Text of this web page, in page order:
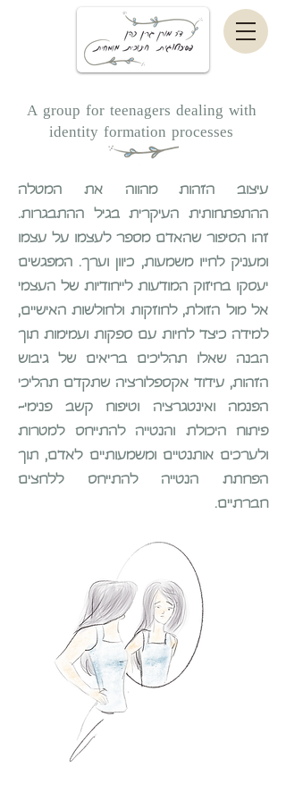
A group for teenagers dealing with
identity formation processes
עיצוב הזהות מהווה את המטלה
ההתפתחותית העיקרית בגיל ההתבגרות.
זהו הסיפור שהאדם מספר לעצמו על עצמו
ומעניק לחייו משמעות, כיוון וערך. המפגשים
יעסקו בחיזוק המודעות לייחודיות של העצמי
אל מול הזולת, לחוזקות ולחולשות האישיים,
למידה כיצד לחיות עם ספקות ועמימות תוך
הבנה שאלו תהליכים בריאים של גיבוש
הזהות, עידוד אקספלורציה שתקדם תהליכי
הפנמה ואינטגרציה וטיפוח קשב פנימי-
פיתוח היכולת והנטייה להתייחס למטרות
ולערכים אותנטיים ומשמעותיים לאדם, תוך
הפחתת הנטייה להתייחס ללחצים
חברתיים.